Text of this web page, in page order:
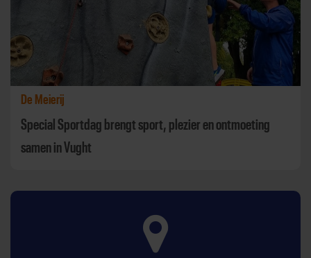
De Meierij
Special Sportdag brengt sport, plezier en ontmoeting
samen in Vught